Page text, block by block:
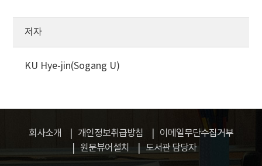
저자
KU Hye-jin(Sogang U)
회사소개 개인정보취급방침
이메일무단수집거부
원문뷰어설치
도서관 담당자